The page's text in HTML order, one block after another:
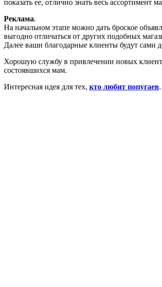
показать ее, отлично знать весь
Реклама.
На начальном этапе можно дать броское
выгодно отличаться от других подобных
Далее ваши благодарные клиенты будут сами
Хорошую службу в привлечении новых
состоявшихся мам.
Интересная идея для тех, кто любит попугаев